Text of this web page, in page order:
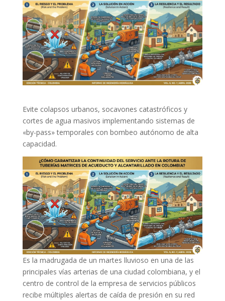
Evite colapsos urbanos, socavones catastróficos y
cortes de agua masivos implementando sistemas de
«by-pass» temporales con bombeo autónomo de alta
capacidad.
Es la madrugada de un martes lluvioso en una de las
principales vías arterias de una ciudad colombiana, y el
centro de control de la empresa de servicios públicos
recibe múltiples alertas de caída de presión en su red